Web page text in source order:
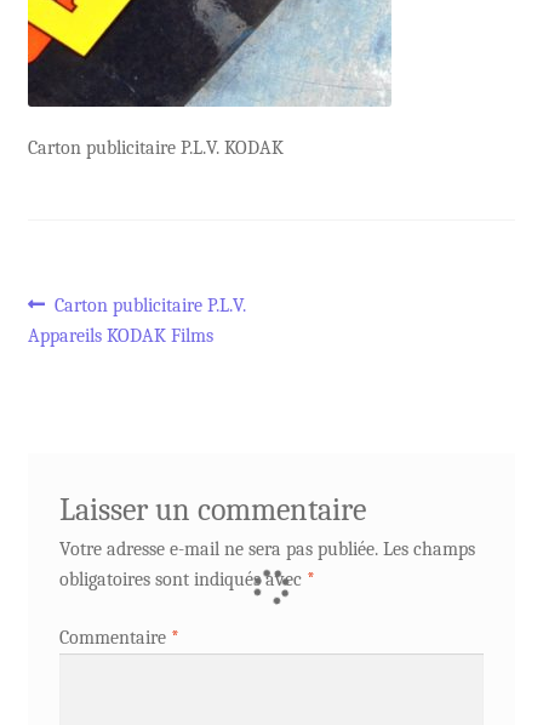
Carton publicitaire P.L.V. KODAK
Navigation
de
Article
précédent :
Carton publicitaire P.L.V.
Appareils KODAK Films
Laisser un commentaire
Votre adresse e-mail ne sera pas publiée. Les champs
obligatoires sont indiqués avec *
Commentaire *